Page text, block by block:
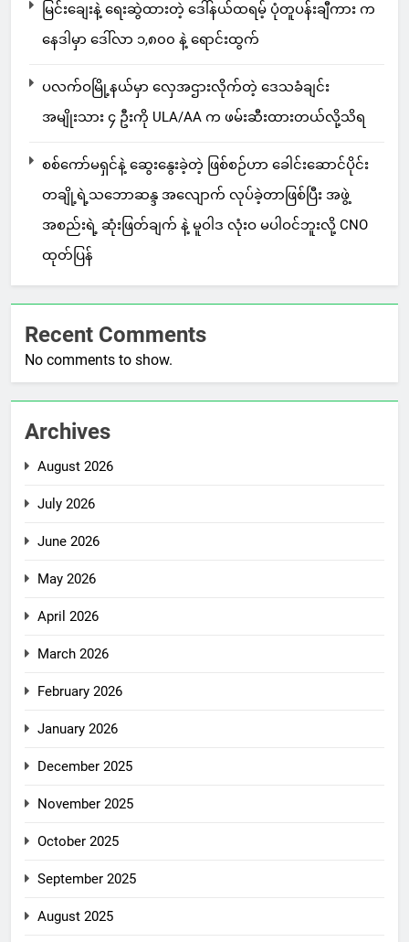
မြင်းချေးနဲ့ ရေးဆွဲထားတဲ့ ဒေါ်နယ်ထရမ့် ပုံတူပန်းချီကား က
နေဒါမှာ ဒေါ်လာ ၁,၈၀၀ နဲ့ ရောင်းထွက်
ပလက်ဝမြို့နယ်မှာ လှေအဌားလိုက်တဲ့ ဒေသခံချင်း
အမျိုးသား ၄ ဦးကို ULA/AA က ဖမ်းဆီးထားတယ်လို့သိရ
စစ်ကော်မရှင်နဲ့ ဆွေးနွေးခဲ့တဲ့ ဖြစ်စဉ်ဟာ ခေါင်းဆောင်ပိုင်း
တချို့ရဲ့သဘောဆန္ဒ အလျောက် လုပ်ခဲ့တာဖြစ်ပြီး အဖွဲ့
အစည်းရဲ့ ဆုံးဖြတ်ချက် နဲ့ မူဝါဒ လုံးဝ မပါဝင်ဘူးလို့ CNO
ထုတ်ပြန်
Recent Comments
No comments to show.
Archives
August 2026
July 2026
June 2026
May 2026
April 2026
March 2026
February 2026
January 2026
December 2025
November 2025
October 2025
September 2025
August 2025